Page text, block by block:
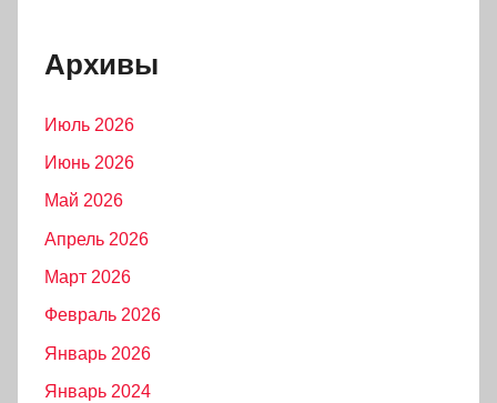
Архивы
Июль 2026
Июнь 2026
Май 2026
Апрель 2026
Март 2026
Февраль 2026
Январь 2026
Январь 2024